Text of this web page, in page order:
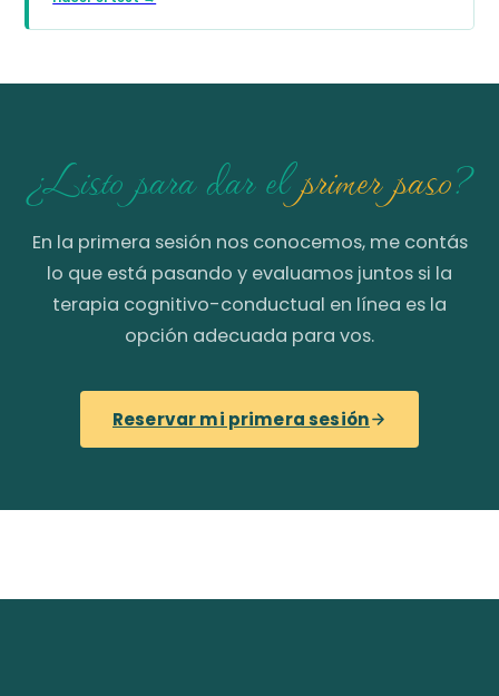
¿Listo para dar elprimer paso?
En la primera sesión nos conocemos, me contás
lo que está pasando y evaluamos juntos si la
terapia cognitivo-conductual en línea es la
opción adecuada para vos.
Reservar mi primera sesión